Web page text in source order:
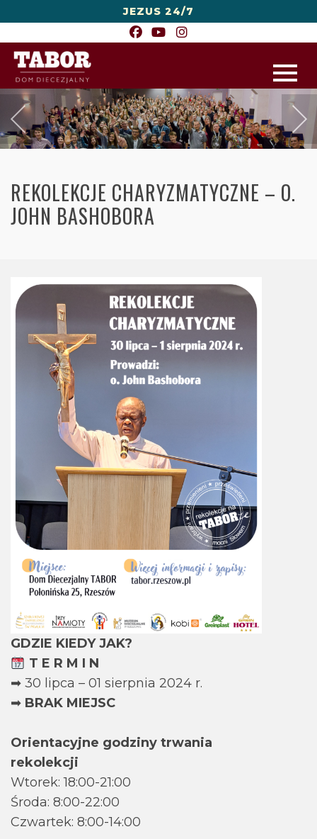
JEZUS 24/7
REKOLEKCJE CHARYZMATYCZNE – O.
JOHN BASHOBORA
GDZIE KIEDY JAK?
T E R M I N
➡ 30 lipca – 01 sierpnia 2024 r.
➡ BRAK MIEJSC
Orientacyjne godziny trwania
rekolekcji
Wtorek: 18:00-21:00
Środa: 8:00-22:00
Czwartek: 8:00-14:00